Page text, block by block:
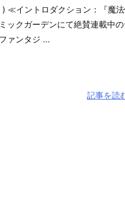
) ≪イントロダクション：『魔
ックガーデンにて絶賛連載中
ァンタジ ...
記事を読